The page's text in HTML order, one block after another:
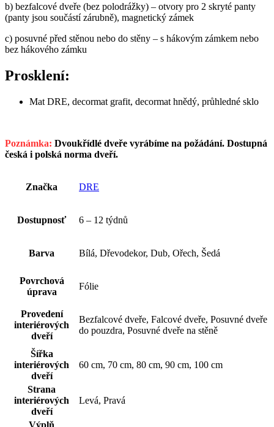
b) bezfalcové dveře (bez polodrážky) – otvory pro 2 skryté panty
(panty jsou součástí zárubně), magnetický zámek
c) posuvné před stěnou nebo do stěny – s hákovým zámkem nebo
bez hákového zámku
Prosklení:
Mat DRE, decormat grafit, decormat hnědý, průhledné sklo
Poznámka: Dvoukřídlé dveře vyrábíme na požádání. Dostupná
česká i polská norma dveří.
Značka DRE
Dostupnosť 6 – 12 týdnů
Barva Bílá, Dřevodekor, Dub, Ořech, Šedá
Povrchová
úprava
Fólie
Provedení
interiérových
dveří
Bezfalcové dveře, Falcové dveře, Posuvné dveře
do pouzdra, Posuvné dveře na stěně
Šířka
interiérových
dveří
60 cm, 70 cm, 80 cm, 90 cm, 100 cm
Strana
interiérových
dveří
Levá, Pravá
Výplň